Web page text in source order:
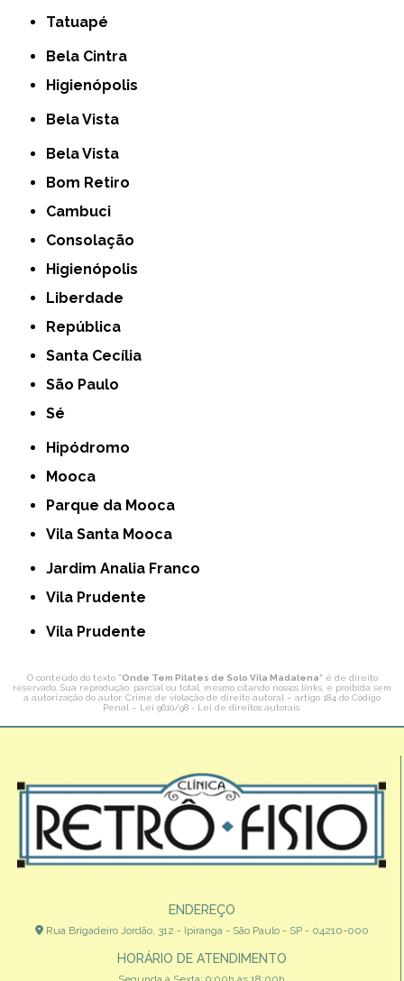
Tatuapé
Bela Cintra
Higienópolis
Bela Vista
Bela Vista
Bom Retiro
Cambuci
Consolação
Higienópolis
Liberdade
República
Santa Cecília
São Paulo
Sé
Hipódromo
Mooca
Parque da Mooca
Vila Santa Mooca
Jardim Analia Franco
Vila Prudente
Vila Prudente
O conteúdo do texto "Onde Tem Pilates de Solo Vila Madalena" é de direito
reservado. Sua reprodução, parcial ou total, mesmo citando nossos links, é proibida sem
a autorização do autor. Crime de violação de direito autoral – artigo 184 do Código
Penal – Lei 9610/98 - Lei de direitos autorais
ENDEREÇO
Rua Brigadeiro Jordão, 312 - Ipiranga - São Paulo - SP - 04210-000
HORÁRIO DE ATENDIMENTO